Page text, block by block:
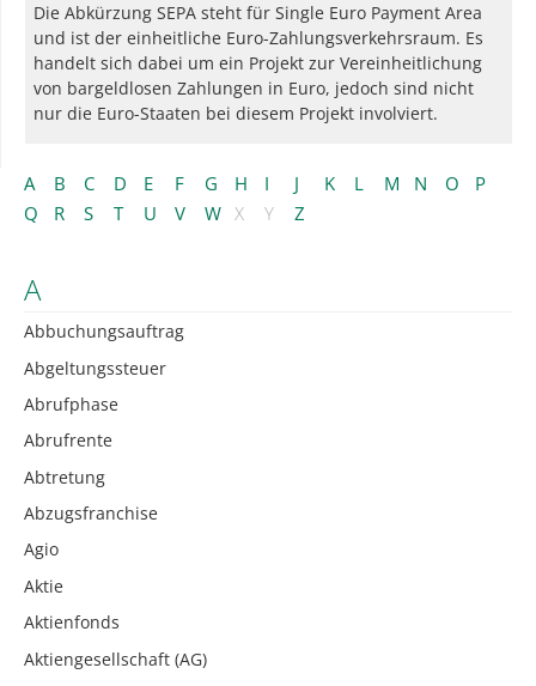
A B C D E F G H I J K L M N O
P
Q
R S T U V W X Y Z
A
Abbuchungsauftrag
Abgeltungssteuer
Abrufphase
Abrufrente
Abtretung
Abzugsfranchise
Agio
Aktie
Aktienfonds
Aktiengesellschaft (AG)
Die Abkürzung SEPA steht für Single Euro Payment Area
und ist der einheitliche Euro-Zahlungsverkehrsraum. Es
handelt sich dabei um ein Projekt zur Vereinheitlichung
von bargeldlosen Zahlungen in Euro, jedoch sind nicht
nur die Euro-Staaten bei diesem Projekt involviert.